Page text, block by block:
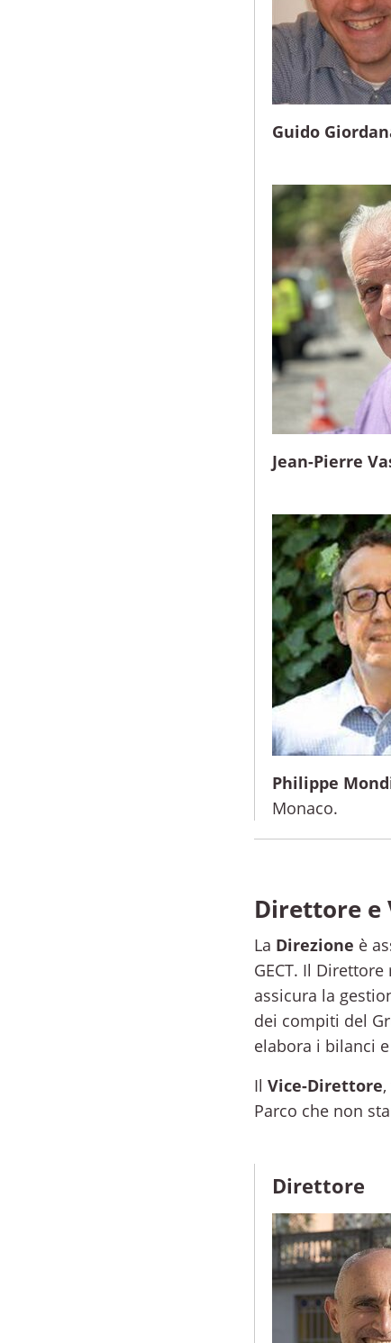
Guido
Jean-Pierre
Philippe
Monaco.
Direttore e
La Direzione è
GECT. Il
assicura la
dei compiti del
elabora i bilanci
Il Vice-Direttore
Parco che non
Direttore